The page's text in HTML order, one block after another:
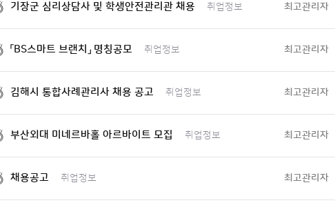
기장군 심리상담사 및 학생안전관리관 채용 취업정보 최고관리자
「BS스마트 브랜치」 명칭공모 취업정보 최고관리자
김해시 통합사례관리사 채용 공고 취업정보 최고관리자
부산외대 미네르바홀 아르바이트 모집 취업정보 최고관리자
채용공고 취업정보 최고관리자